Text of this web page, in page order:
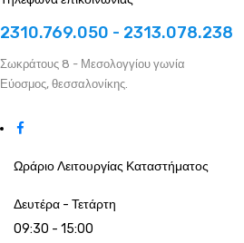
2310.769.050 - 2313.078.238
Σωκράτους 8 - Μεσολογγίου γωνία
Εύοσμος, θεσσαλονίκης.
Ωράριο Λειτουργίας Καταστήματος
Δευτέρα - Τετάρτη
09:30 - 15:00